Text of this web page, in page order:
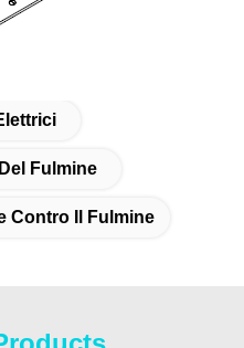
Fulmine
Contro Il Fulmine